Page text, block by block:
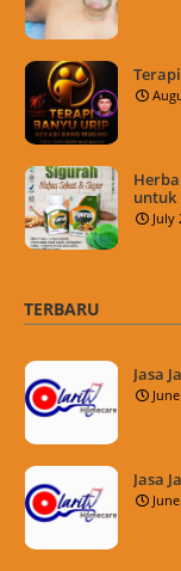
untuk
July
TERBARU
Jasa
Jasa